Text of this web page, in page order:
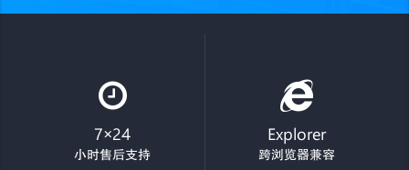
7×24
小时售后支持
Explorer
跨浏览器兼容